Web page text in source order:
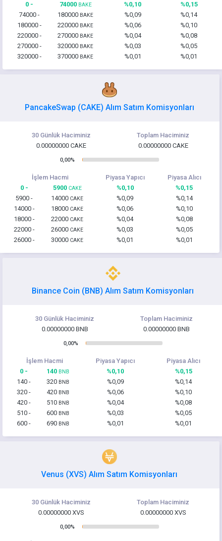
0 -
74000 BAKE %0,10
%0,15
74000 -
180000 BAKE %0,09
%0,14
180000 -
220000 BAKE %0,06
%0,10
220000 -
270000 BAKE %0,04
%0,08
270000 -
320000 BAKE %0,03
%0,05
320000 -
370000 BAKE %0,01 %0,01
PancakeSwap (CAKE) Alım Satım Komisyonları
30 Günlük Haciminiz
Toplam Haciminiz
0.00000000 CAKE
0.00000000 CAKE
0,00%
İşlem Hacmi Piyasa Yapıcı
Piyasa Alıcı
0 -
5900 CAKE %0,10
%0,15
5900 -
14000 CAKE %0,09
%0,14
14000 -
18000 CAKE %0,06
%0,10
18000 -
22000 CAKE %0,04
%0,08
22000 -
26000 CAKE %0,03
%0,05
26000 -
30000 CAKE %0,01 %0,01
Binance Coin (BNB) Alım Satım Komisyonları
30 Günlük Haciminiz
Toplam Haciminiz
0.00000000 BNB
0.00000000 BNB
0,00%
İşlem Hacmi Piyasa Yapıcı
Piyasa Alıcı
0 -
140 BNB %0,10
%0,15
140 -
320 BNB %0,09
%0,14
320 -
420 BNB %0,06
%0,10
420 -
510 BNB %0,04
%0,08
510 -
600 BNB %0,03
%0,05
600 -
690 BNB %0,01 %0,01
Venus (XVS) Alım Satım Komisyonları
30 Günlük Haciminiz
Toplam Haciminiz
0.00000000 XVS
0.00000000 XVS
0,00%